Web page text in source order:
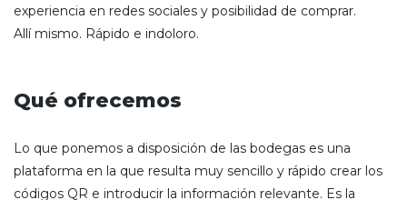
experiencia en redes sociales y posibilidad de comprar.
Allí mismo. Rápido e indoloro.
Qué ofrecemos
Lo que ponemos a disposición de las bodegas es una
plataforma en la que resulta muy sencillo y rápido crear los
códigos QR e introducir la información relevante. Es la